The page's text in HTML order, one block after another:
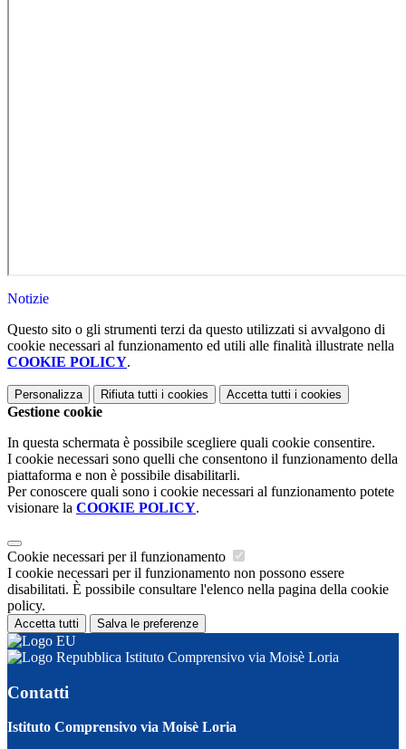
Notizie
Questo sito o gli strumenti terzi da questo utilizzati si avvalgono di
cookie necessari al funzionamento ed utili alle finalità illustrate nella
COOKIE POLICY.
Personalizza Rifiuta tutti i cookies Accetta tutti i cookies
Gestione cookie
In questa schermata è possibile scegliere quali cookie consentire.
I cookie necessari sono quelli che consentono il funzionamento della
piattaforma e non è possibile disabilitarli.
Per conoscere quali sono i cookie necessari al funzionamento potete
visionare la COOKIE POLICY.
Cookie necessari per il funzionamento
I cookie necessari per il funzionamento non possono essere
disabilitati. È possibile consultare l'elenco nella pagina della cookie
policy.
Accetta tutti Salva le preferenze
Istituto Comprensivo via Moisè Loria
Contatti
Istituto Comprensivo via Moisè Loria